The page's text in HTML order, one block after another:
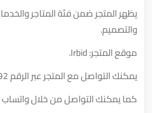
يظهر المتجر ضمن فئة المتاجر
والتصميم.
موقع المتجر: Irbid.
يمكنك التواصل مع المتجر عبر الرقم
كما يمكنك التواصل من خلال واتساب